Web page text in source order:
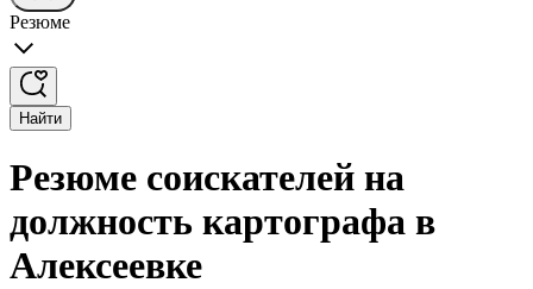
Резюме
Найти
Резюме соискателей на
должность картографа в
Алексеевке